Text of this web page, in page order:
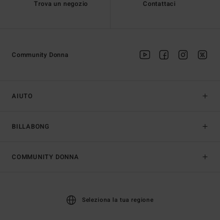
Trova un negozio Contattaci
AIUTO
BILLABONG
Community Donna
COMMUNITY DONNA
Seleziona la tua regione